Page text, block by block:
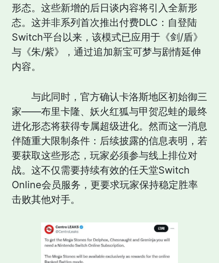
形态。这些新增的后日谈内容将引入全新形
态。这并非系列首次推出付费DLC：自登陆
Switch平台以来，该模式已应用于《剑/盾》
与《朱/紫》，通过追加新宝可梦与剧情延伸
内容。
与此同时，官方确认卡洛斯地区初始御三
家——布里卡隆、妖火红狐与甲贺忍蛙的最终
进化形态将获得专属超级进化。然而这一消息
伴随重大限制条件：后续披露的信息表明，若
要获取这些形态，玩家必须参与线上排位对
战。这不仅需要持续有效的任天堂Switch
Online会员服务，更要求玩家保持稳定胜率
击败其他对手。